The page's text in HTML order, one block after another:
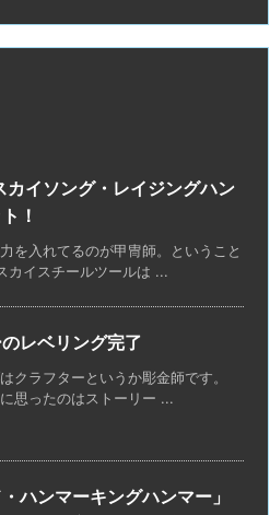
カイソング・レイジングハン
！
を入れてるのが甲冑師。ということ
カイスチールツールは ...
レベリング完了
クラフターというか彫金師です。
思ったのはストーリー ...
・ハンマーキングハンマー」